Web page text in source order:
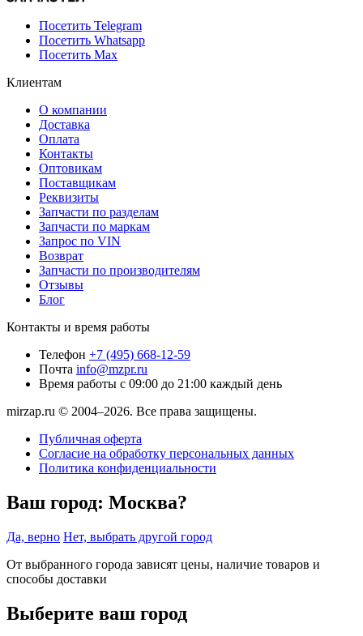
Посетить Telegram
Посетить Whatsapp
Посетить Max
Клиентам
О компании
Доставка
Оплата
Контакты
Оптовикам
Поставщикам
Реквизиты
Запчасти по разделам
Запчасти по маркам
Запрос по VIN
Возврат
Запчасти по производителям
Отзывы
Блог
Контакты и время работы
Телефон +7 (495) 668-12-59
Почта info@mzpr.ru
Время работы с 09:00 до 21:00 каждый день
mirzap.ru © 2004–2026. Все права защищены.
Публичная оферта
Согласие на обработку персональных данных
Политика конфиденциальности
Ваш город: Москва?
Да, верно Нет, выбрать другой город
От выбранного города зависят цены, наличие товаров и
способы доставки
Выберите ваш город